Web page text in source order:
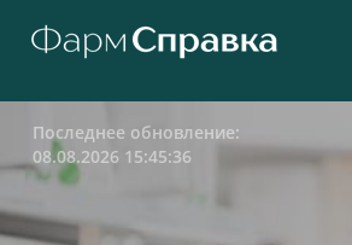
Последнее обновление:
08.08.2026 15:45:36